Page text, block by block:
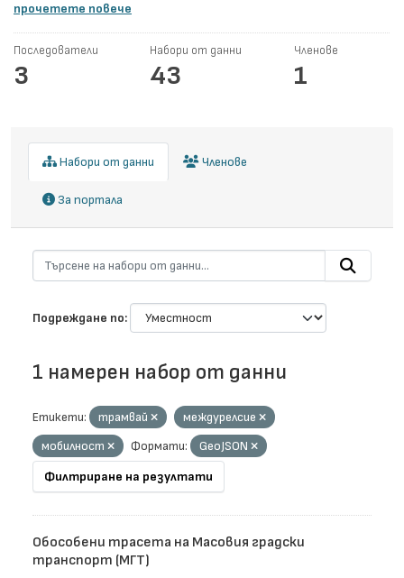
прочетете повече
Последователи
3
Набори от данни
43
Членове
1
Набори от данни Членове
За портала
Подреждане по
1 намерен набор от данни
Етикети: трамвай
междурелсие
мобилност
Формати:
GeoJSON
Филтриране на резултати
Обособени трасета на Масовия градски
транспорт (МГТ)